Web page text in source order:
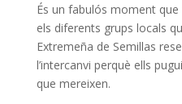
És un fabulós moment
els diferents grups locals
Extremeña de Semillas
l’intercanvi perquè ells
que mereixen.